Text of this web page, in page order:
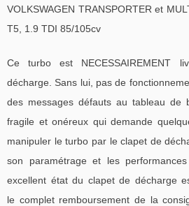
VOLKSWAGEN TRANSPORTER et
T5, 1.9 TDI 85/105cv
Ce turbo est NECESSAIREMENT
décharge. Sans lui, pas de
des messages défauts au tableau de
fragile et onéreux qui demande
manipuler le turbo par le clapet de
son paramétrage et les
excellent état du clapet de décharge
le complet remboursement de la